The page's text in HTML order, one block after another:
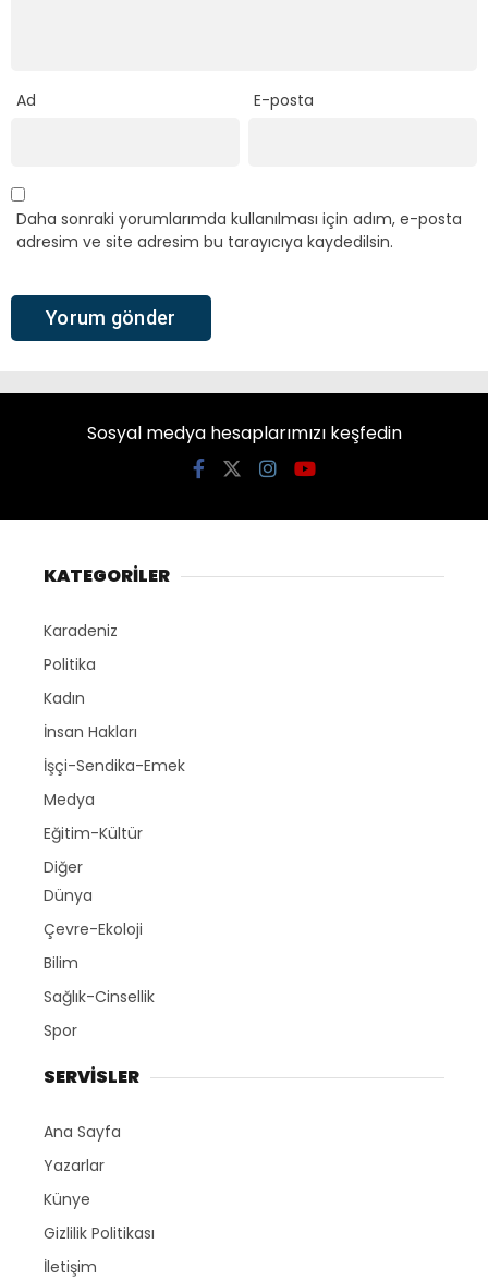
Ad E-posta
Daha sonraki yorumlarımda kullanılması için adım, e-posta
adresim ve site adresim bu tarayıcıya kaydedilsin.
Sosyal medya hesaplarımızı keşfedin
KATEGORİLER
Karadeniz
Politika
Kadın
İnsan Hakları
İşçi-Sendika-Emek
Medya
Eğitim-Kültür
Diğer
Dünya
Çevre-Ekoloji
Bilim
Sağlık-Cinsellik
Spor
SERVİSLER
Ana Sayfa
Yazarlar
Künye
Gizlilik Politikası
İletişim